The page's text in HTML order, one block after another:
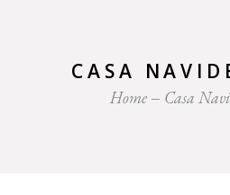
CASA
Home Casa